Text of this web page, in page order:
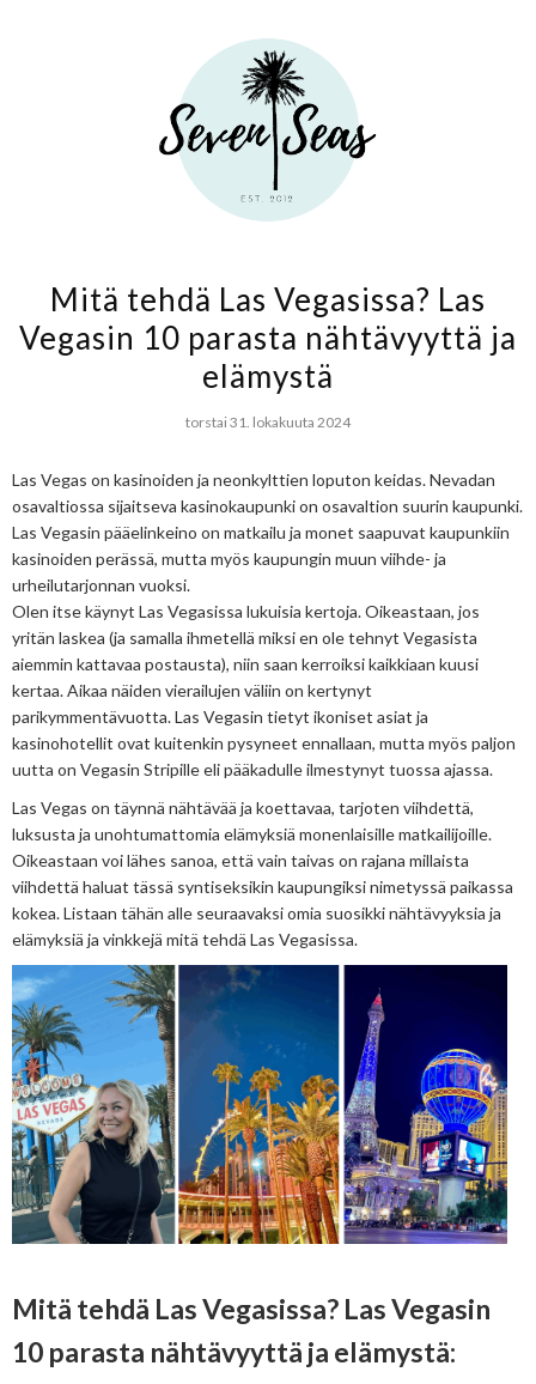
Mitä tehdä Las Vegasissa? Las
Vegasin 10 parasta nähtävyyttä ja
elämystä
torstai 31. lokakuuta 2024
Las Vegas on kasinoiden ja neonkylttien loputon keidas. Nevadan
osavaltiossa sijaitseva kasinokaupunki on osavaltion suurin kaupunki.
Las Vegasin pääelinkeino on matkailu ja monet saapuvat kaupunkiin
kasinoiden perässä, mutta myös kaupungin muun viihde- ja
urheilutarjonnan vuoksi.
Olen itse käynyt Las Vegasissa lukuisia kertoja. Oikeastaan, jos
yritän laskea (ja samalla ihmetellä miksi en ole tehnyt Vegasista
aiemmin kattavaa postausta), niin saan kerroiksi kaikkiaan kuusi
kertaa. Aikaa näiden vierailujen väliin on kertynyt
parikymmentävuotta. Las Vegasin tietyt ikoniset asiat ja
kasinohotellit ovat kuitenkin pysyneet ennallaan, mutta myös paljon
uutta on Vegasin Stripille eli pääkadulle ilmestynyt tuossa ajassa.
Las Vegas on täynnä nähtävää ja koettavaa, tarjoten viihdettä,
luksusta ja unohtumattomia elämyksiä monenlaisille matkailijoille.
Oikeastaan voi lähes sanoa, että vain taivas on rajana millaista
viihdettä haluat tässä syntiseksikin kaupungiksi nimetyssä paikassa
kokea. Listaan tähän alle seuraavaksi omia suosikki nähtävyyksia ja
elämyksiä ja vinkkejä mitä tehdä Las Vegasissa.
Mitä tehdä Las Vegasissa? Las Vegasin
10 parasta nähtävyyttä ja elämystä: